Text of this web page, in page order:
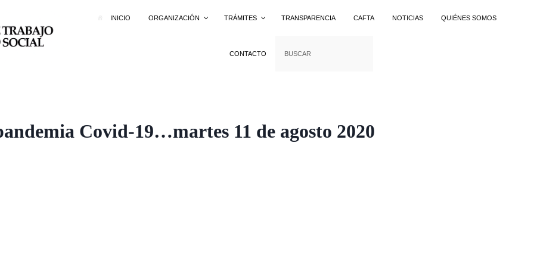
INICIO ORGANIZACIÓN TRÁMITES TRANSPARENCIA CAFTA NOTICIAS QUIÉNES SOMOS
CONTACTO
Covid-19…martes 11 de agosto 2020